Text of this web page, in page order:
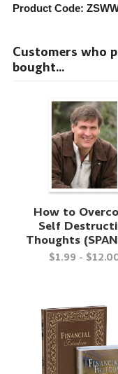
Product Code:
Customers who
bought...
How to
Self
Thoughts
$1.99 -